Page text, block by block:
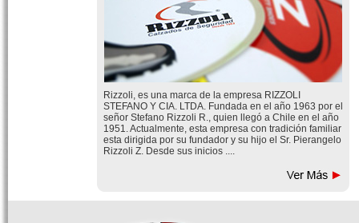
Rizzoli, es una marca de la empresa RIZZOLI
STEFANO Y CIA. LTDA. Fundada en el año 1963 por el
señor Stefano Rizzoli R., quien llegó a Chile en el año
1951. Actualmente, esta empresa con tradición familiar
esta dirigida por su fundador y su hijo el Sr. Pierangelo
Rizzoli Z. Desde sus inicios ....